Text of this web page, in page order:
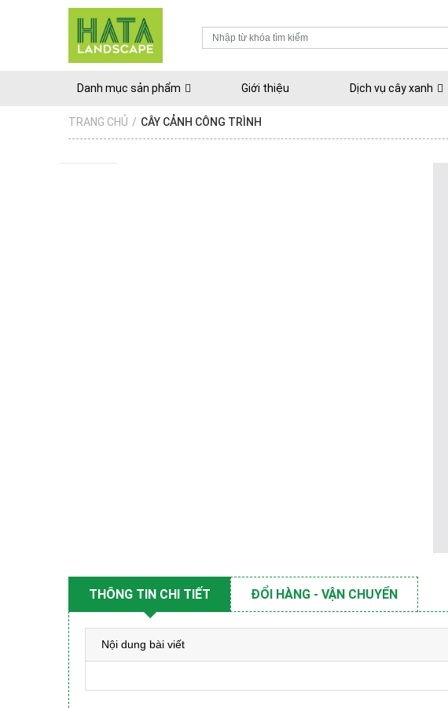
Danh mục sản phẩm Giới thiệu Dịch vụ cây xanh
TRANG CHỦ / CÂY CẢNH CÔNG TRÌNH
THÔNG TIN CHI TIẾT ĐỔI HÀNG - VẬN CHUYỂN
Nội dung bài viết